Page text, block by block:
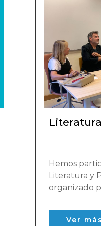
Hemos
Literatura y
organizado
Ver más